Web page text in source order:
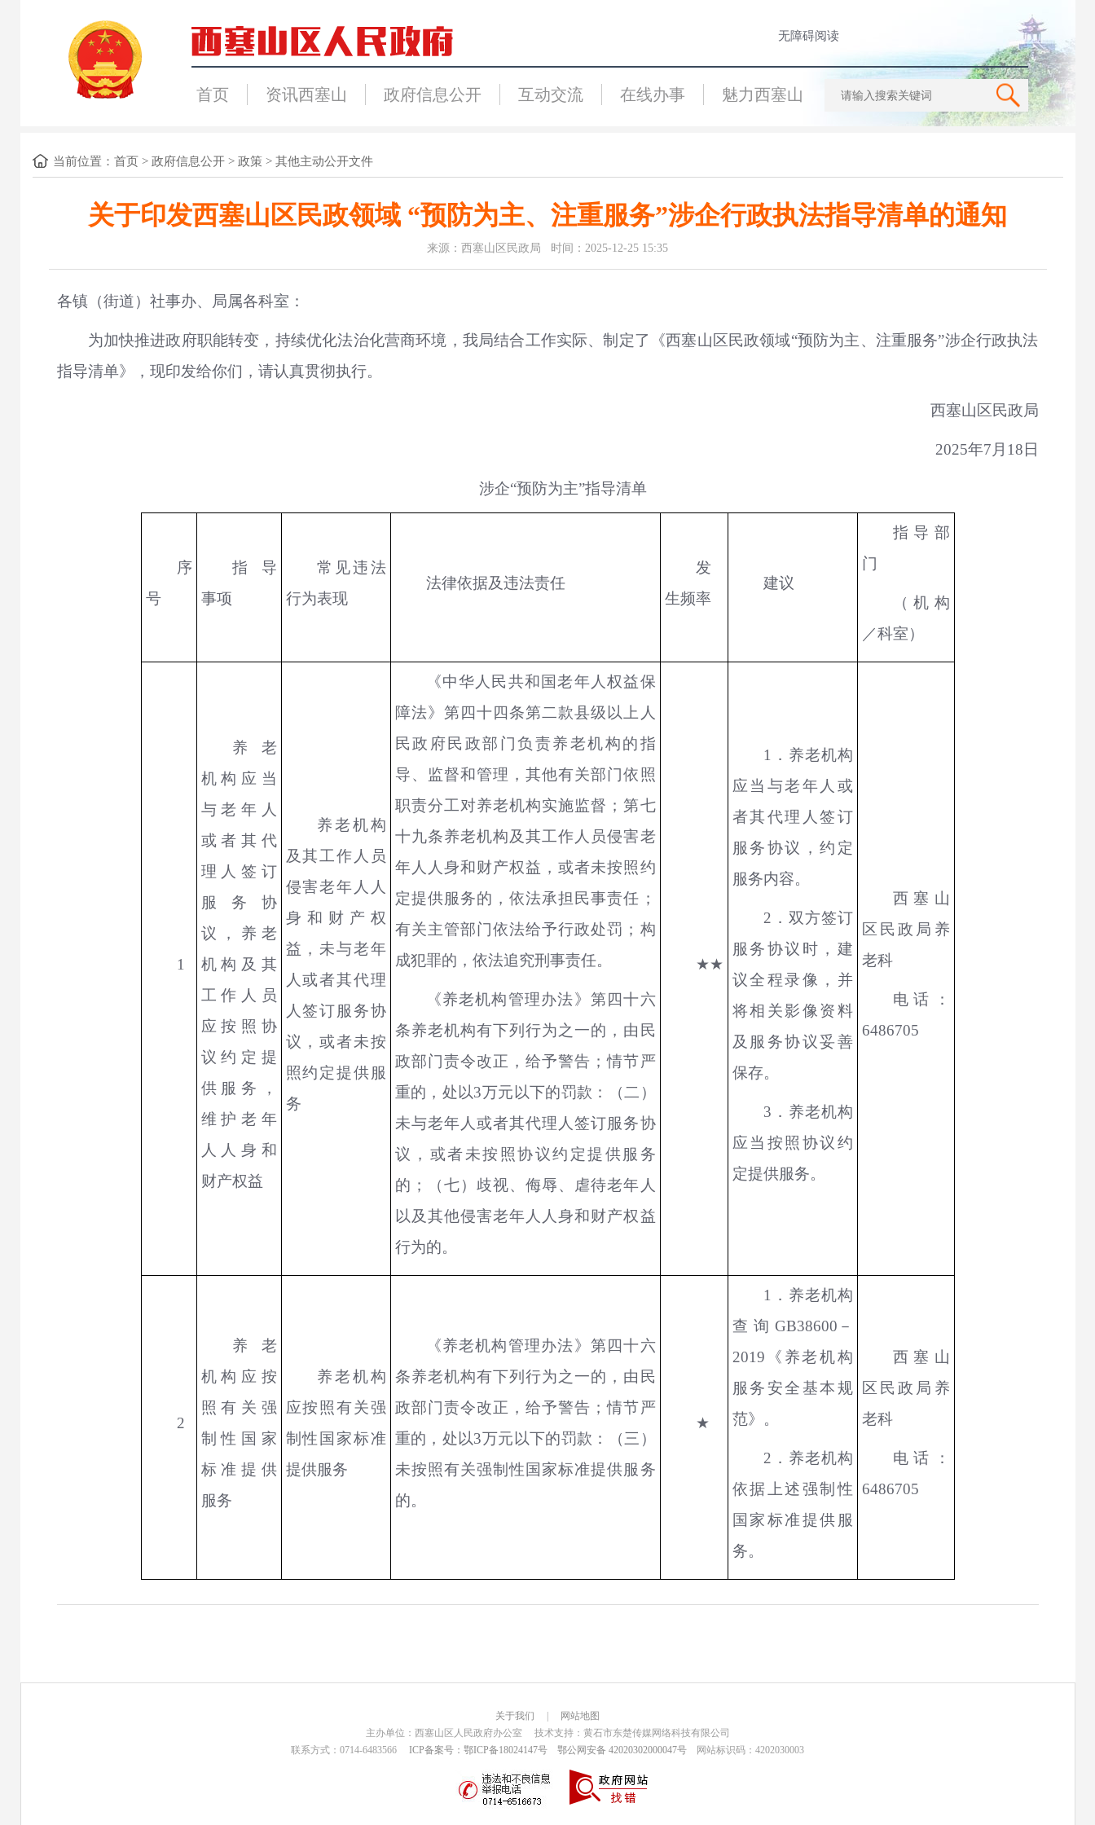
无障碍阅读
首页 资讯西塞山 政府信息公开 互动交流 在线办事 魅力西塞山
当前位置： 首页> 政府信息公开> 政策> 其他主动公开文件
关于印发西塞山区民政领域 “预防为主、注重服务”涉企行政执法指导清单的通知
来源：西塞山区民政局 时间：2025-12-25 15:35
各镇（街道）社事办、局属各科室：
为加快推进政府职能转变，持续优化法治化营商环境，我局结合工作实际、制定了《西塞山区民政领域“预防为主、注重服务”涉企行政执法
指导清单》，现印发给你们，请认真贯彻执行。
西塞山区民政局
2025年7月18日
涉企“预防为主”指导清单
序
号
指导
事项
常见违法
行为表现
法律依据及违法责任
发
生频率
建议
指导部
门
（机构
／科室）
1
养老
机构应当
与老年人
或者其代
理人签订
服务协
议，养老
机构及其
工作人员
应按照协
议约定提
供服务，
维护老年
人人身和
财产权益
养老机构
及其工作人员
侵害老年人人
身和财产权
益，未与老年
人或者其代理
人签订服务协
议，或者未按
照约定提供服
务
《中华人民共和国老年人权益保
障法》第四十四条第二款县级以上人
民政府民政部门负责养老机构的指
导、监督和管理，其他有关部门依照
职责分工对养老机构实施监督；第七
十九条养老机构及其工作人员侵害老
年人人身和财产权益，或者未按照约
定提供服务的，依法承担民事责任；
有关主管部门依法给予行政处罚；构
成犯罪的，依法追究刑事责任。
《养老机构管理办法》第四十六
条养老机构有下列行为之一的，由民
政部门责令改正，给予警告；情节严
重的，处以3万元以下的罚款：（二）
未与老年人或者其代理人签订服务协
议，或者未按照协议约定提供服务
的；（七）歧视、侮辱、虐待老年人
以及其他侵害老年人人身和财产权益
行为的。
★★
1．养老机构
应当与老年人或
者其代理人签订
服务协议，约定
服务内容。
2．双方签订
服务协议时，建
议全程录像，并
将相关影像资料
及服务协议妥善
保存。
3．养老机构
应当按照协议约
定提供服务。
西塞山
区民政局养
老科
电话：
6486705
2
养老
机构应按
照有关强
制性国家
标准提供
服务
养老机构
应按照有关强
制性国家标准
提供服务
《养老机构管理办法》第四十六
条养老机构有下列行为之一的，由民
政部门责令改正，给予警告；情节严
重的，处以3万元以下的罚款：（三）
未按照有关强制性国家标准提供服务
的。
★
1．养老机构
查询GB38600－
2019《养老机构
服务安全基本规
范》。
2．养老机构
依据上述强制性
国家标准提供服
务。
西塞山
区民政局养
老科
电话：
6486705
关于我们
网站地图
主办单位：西塞山区人民政府办公室 技术支持：黄石市东楚传媒网络科技有限公司
联系方式：0714-6483566 ICP备案号：鄂ICP备18024147号 鄂公网安备 42020302000047号 网站标识码：4202030003